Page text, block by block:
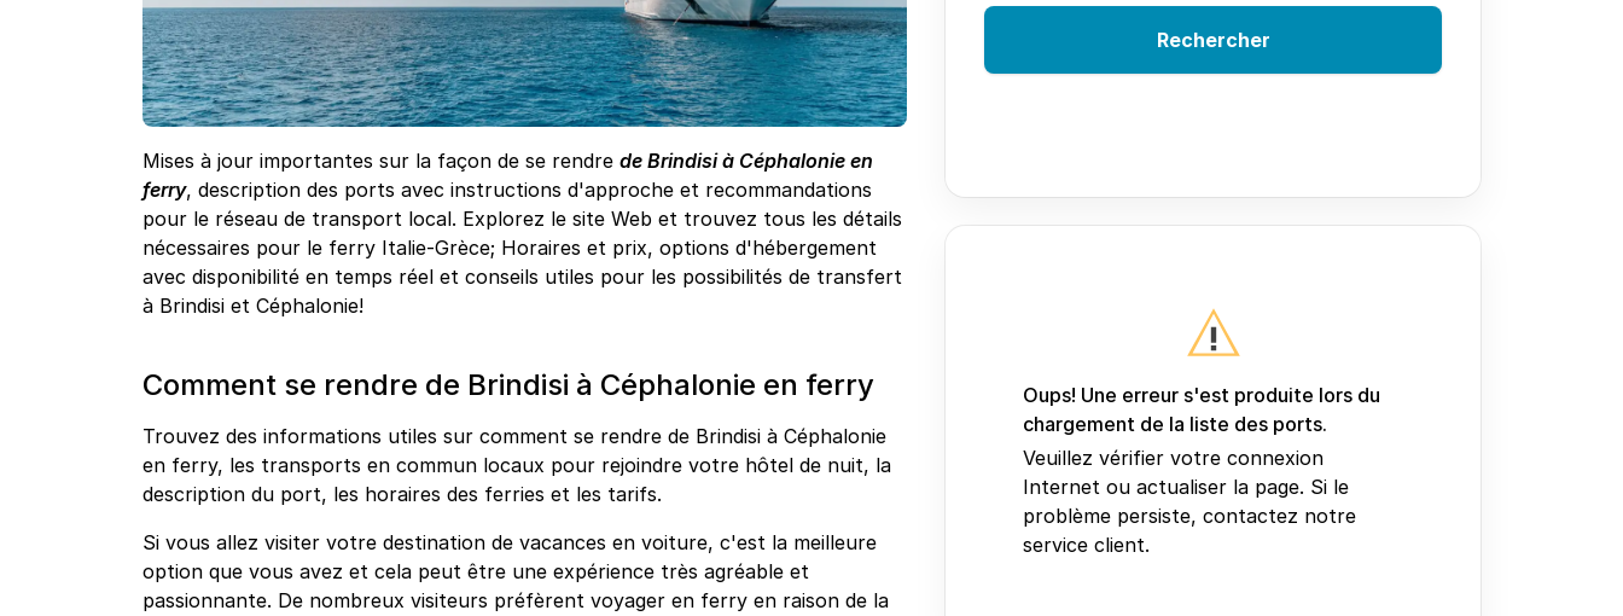
Mises à jour importantes sur la façon de se rendre de Brindisi à Céphalonie en
ferry, description des ports avec instructions d'approche et recommandations
pour le réseau de transport local. Explorez le site Web et trouvez tous les détails
nécessaires pour le ferry Italie-Grèce; Horaires et prix, options d'hébergement
avec disponibilité en temps réel et conseils utiles pour les possibilités de transfert
à Brindisi et Céphalonie!
Comment se rendre de Brindisi à Céphalonie en ferry
Trouvez des informations utiles sur comment se rendre de Brindisi à Céphalonie
en ferry, les transports en commun locaux pour rejoindre votre hôtel de nuit, la
description du port, les horaires des ferries et les tarifs.
Si vous allez visiter votre destination de vacances en voiture, c'est la meilleure
option que vous avez et cela peut être une expérience très agréable et
passionnante. De nombreux visiteurs préfèrent voyager en ferry en raison de la
Rechercher
Oups! Une erreur s'est produite lors du
chargement de la liste des ports.
Veuillez vérifier votre connexion
Internet ou actualiser la page. Si le
problème persiste, contactez notre
service client.